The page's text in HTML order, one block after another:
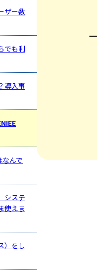
ザー数
でも利
導入事
なんで
システ
使えま
）をし